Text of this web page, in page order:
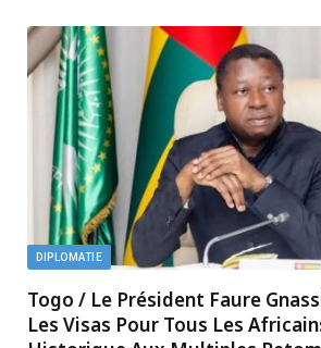
DIPLOMATIE
Togo / Le Président Faure
Les Visas Pour Tous Les